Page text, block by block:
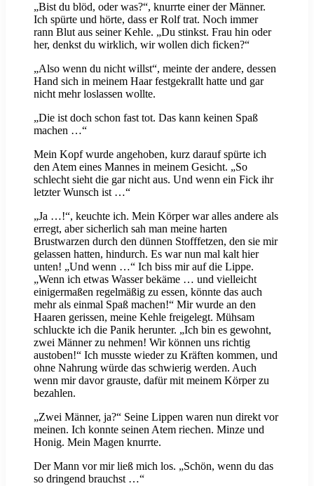
„Bist du blöd, oder was?“, knurrte einer der Männer.
Ich spürte und hörte, dass er Rolf trat. Noch immer
rann Blut aus seiner Kehle. „Du stinkst. Frau hin oder
her, denkst du wirklich, wir wollen dich ficken?“
„Also wenn du nicht willst“, meinte der andere, dessen
Hand sich in meinem Haar festgekrallt hatte und gar
nicht mehr loslassen wollte.
„Die ist doch schon fast tot. Das kann keinen Spaß
machen …“
Mein Kopf wurde angehoben, kurz darauf spürte ich
den Atem eines Mannes in meinem Gesicht. „So
schlecht sieht die gar nicht aus. Und wenn ein Fick ihr
letzter Wunsch ist …“
„Ja …!“, keuchte ich. Mein Körper war alles andere als
erregt, aber sicherlich sah man meine harten
Brustwarzen durch den dünnen Stofffetzen, den sie mir
gelassen hatten, hindurch. Es war nun mal kalt hier
unten! „Und wenn …“ Ich biss mir auf die Lippe.
„Wenn ich etwas Wasser bekäme … und vielleicht
einigermaßen regelmäßig zu essen, könnte das auch
mehr als einmal Spaß machen!“ Mir wurde an den
Haaren gerissen, meine Kehle freigelegt. Mühsam
schluckte ich die Panik herunter. „Ich bin es gewohnt,
zwei Männer zu nehmen! Wir können uns richtig
austoben!“ Ich musste wieder zu Kräften kommen, und
ohne Nahrung würde das schwierig werden. Auch
wenn mir davor grauste, dafür mit meinem Körper zu
bezahlen.
„Zwei Männer, ja?“ Seine Lippen waren nun direkt vor
meinen. Ich konnte seinen Atem riechen. Minze und
Honig. Mein Magen knurrte.
Der Mann vor mir ließ mich los. „Schön, wenn du das
so dringend brauchst …“